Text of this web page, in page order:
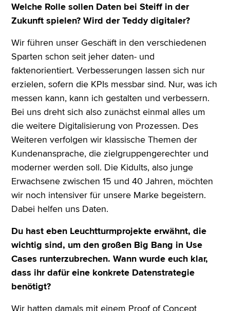
Welche Rolle sollen Daten bei Steiff in der
Zukunft spielen? Wird der Teddy digitaler?
Wir führen unser Geschäft in den verschiedenen
Sparten schon seit jeher daten- und
faktenorientiert. Verbesserungen lassen sich nur
erzielen, sofern die KPIs messbar sind. Nur, was ich
messen kann, kann ich gestalten und verbessern.
Bei uns dreht sich also zunächst einmal alles um
die weitere Digitalisierung von Prozessen. Des
Weiteren verfolgen wir klassische Themen der
Kundenansprache, die zielgruppengerechter und
moderner werden soll. Die Kidults, also junge
Erwachsene zwischen 15 und 40 Jahren, möchten
wir noch intensiver für unsere Marke begeistern.
Dabei helfen uns Daten.
Du hast eben Leuchtturmprojekte erwähnt, die
wichtig sind, um den großen Big Bang in Use
Cases runterzubrechen. Wann wurde euch klar,
dass ihr dafür eine konkrete Datenstrategie
benötigt?
Wir hatten damals mit einem Proof of Concept